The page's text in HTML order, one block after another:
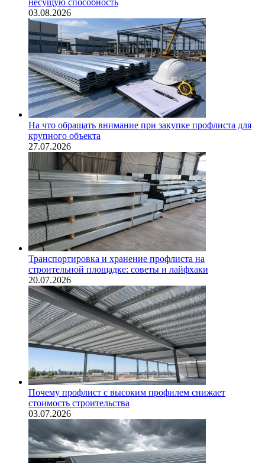
03.08.2026
На что обращать внимание при закупке профлиста для
крупного объекта
27.07.2026
Транспортировка и хранение профлиста на
строительной площадке: советы и лайфхаки
20.07.2026
Почему профлист с высоким профилем снижает
стоимость строительства
03.07.2026